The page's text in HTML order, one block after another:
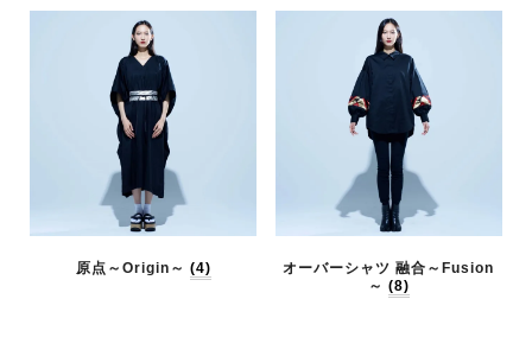
原点～Origin～ (4)
オーバーシャツ 融合～Fusion
～ (8)